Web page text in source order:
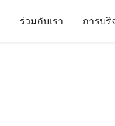
ร่วมกับเรา การบริ